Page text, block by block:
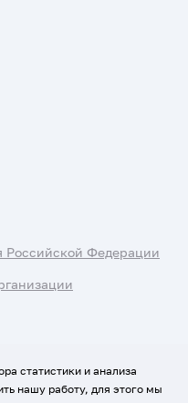
Российской Федерации
статистики и анализа
нашу работу, для этого мы